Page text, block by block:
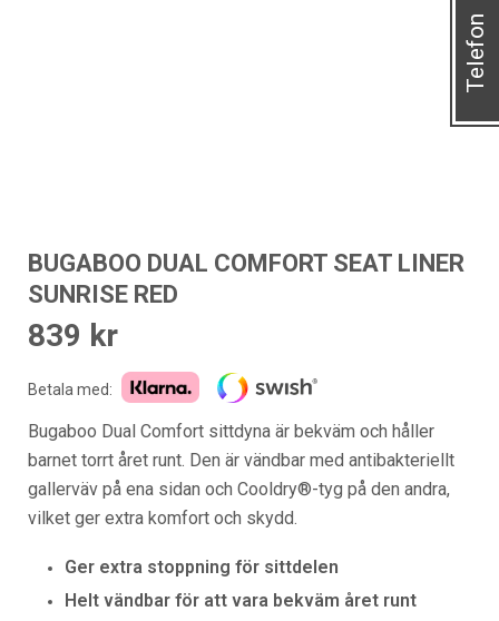
BUGABOO DUAL COMFORT SEAT LINER
SUNRISE RED
839 kr
Betala med:
Bugaboo Dual Comfort sittdyna är bekväm och håller
barnet torrt året runt. Den är vändbar med antibakteriellt
gallerväv på ena sidan och Cooldry®-tyg på den andra,
vilket ger extra komfort och skydd.
Ger extra stoppning för sittdelen
Helt vändbar för att vara bekväm året runt
Telefon